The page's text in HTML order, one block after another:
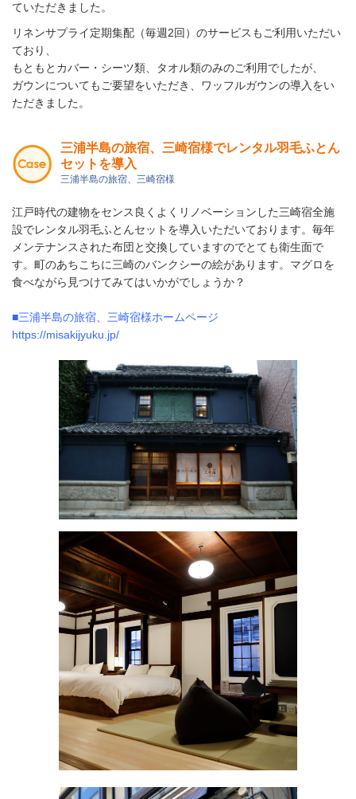
ていただきました。
リネンサプライ定期集配（毎週2回）のサービスもご利用いただい
ており、
もともとカバー・シーツ類、タオル類のみのご利用でしたが、
ガウンについてもご要望をいただき、ワッフルガウンの導入をい
ただきました。
三浦半島の旅宿、三崎宿様でレンタル羽毛ふとん
セットを導入
三浦半島の旅宿、三崎宿様
江戸時代の建物をセンス良くよくリノベーションした三崎宿全施
設でレンタル羽毛ふとんセットを導入いただいております。 毎年
メンテナンスされた布団と交換していますのでとても衛生面で
す。 町のあちこちに三崎のバンクシーの絵があります。マグロを
食べながら見つけてみてはいかがでしょうか？
■三浦半島の旅宿、三崎宿様ホームページ
https://misakijyuku.jp/